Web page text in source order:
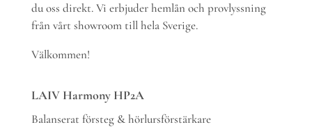
du oss direkt. Vi erbjuder hemlån och provlyssning
från vårt showroom till hela Sverige.
Välkommen!
LAIV Harmony HP2A
Balanserat försteg & hörlursförstärkare